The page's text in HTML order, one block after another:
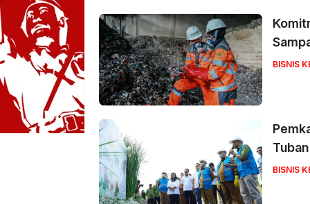
BISNIS
Tuban
BISNIS